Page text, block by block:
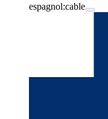
espagnol:cable